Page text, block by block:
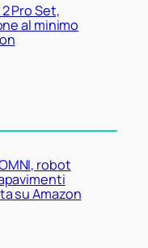
Pro Set,
al minimo
robot
su Amazon